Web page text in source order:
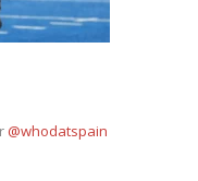
@whodatspain